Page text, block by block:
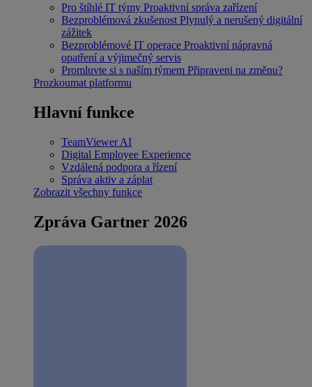
Pro štíhlé IT týmy Proaktivní správa zařízení
Bezproblémová zkušenost Plynulý a nerušený digitální
zážitek
Bezproblémové IT operace Proaktivní nápravná
opatření a výjimečný servis
Promluvte si s naším týmem Připraveni na změnu?
Prozkoumat platformu
Hlavní funkce
TeamViewer AI
Digital Employee Experience
Vzdálená podpora a řízení
Správa aktiv a záplat
Zobrazit všechny funkce
Zpráva Gartner 2026